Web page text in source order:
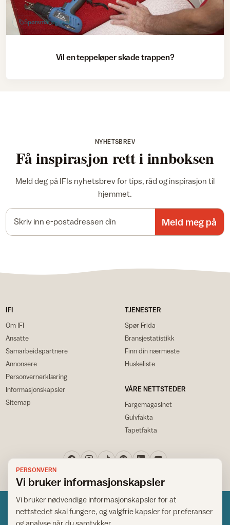
Spørsmål og svar
Vil en teppeløper skade trappen?
NYHETSBREV
Få inspirasjon rett i innboksen
Meld deg på IFIs nyhetsbrev for tips, råd og inspirasjon til
hjemmet.
Meld meg på
IFI
Om IFI
Ansatte
Samarbeidspartnere
Annonsere
Personvernerklæring
Informasjonskapsler
Sitemap
TJENESTER
Spør Frida
Bransjestatistikk
Finn din nærmeste
Huskeliste
VÅRE NETTSTEDER
Fargemagasinet
Gulvfakta
Tapetfakta
PERSONVERN
Vi bruker informasjonskapsler
Vi bruker nødvendige informasjonskapsler for at
nettstedet skal fungere, og valgfrie kapsler for preferanser
og analyse når du samtykker.